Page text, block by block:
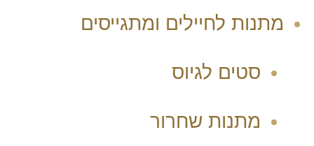
מתנות לחיילים ומתגייסים
סטים לגיוס
מתנות שחרור